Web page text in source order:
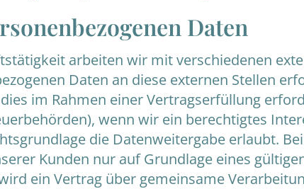
Daten
arbeiten wir mit verschiedenen
Daten an diese externen Stellen
im Rahmen einer Vertragserfüllung
wenn wir ein berechtigtes
die Datenweitergabe erlaubt.
Kunden nur auf Grundlage eines
ein Vertrag über gemeinsame